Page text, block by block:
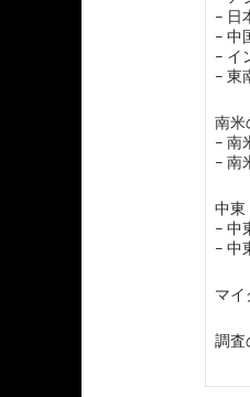
– 日
– 中
– イ
– 東
南米
– 南
– 南
中東
– 中
– 中
マイ
調査